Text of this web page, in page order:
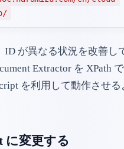
ID が異なる状況を改善し
Extractor を XPath
を利用して動作させ
に変更する